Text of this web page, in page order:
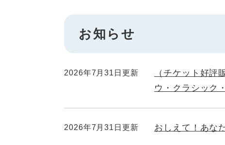
お知らせ
2026年7月31日更新
（チケット好評
ウ・クラシック
2026年7月31日更新 おしえて！あな